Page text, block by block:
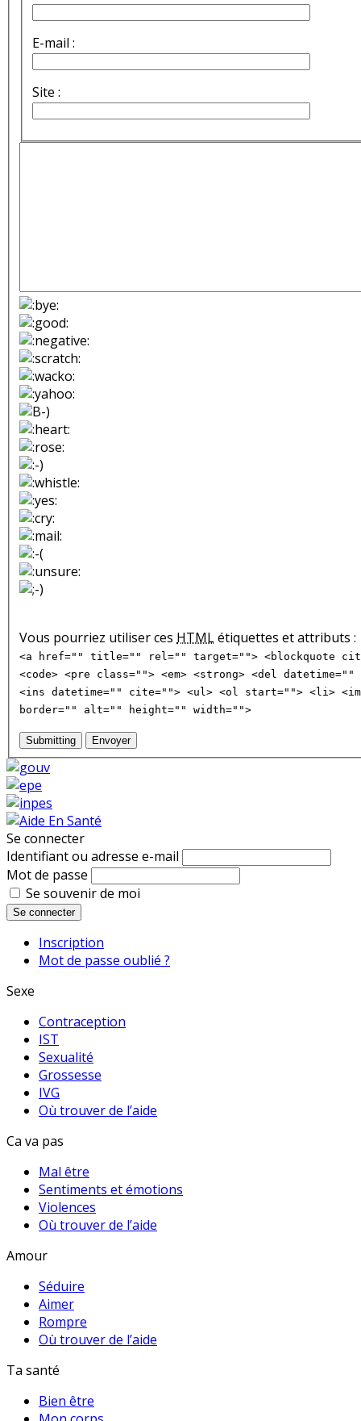
E-mail :
Site :
Vous pourriez utiliser ces HTMLétiquettes et attributs :
<a href="" title="" rel="" target=""> <blockquote
<code> <pre class=""> <em> <strong> <del
<ins datetime="" cite=""> <ul> <ol start=""> <li>
border="" alt="" height="" width="">
Submitting Envoyer
Se connecter
Identifiant ou adresse e-mail
Mot de passe
Se souvenir de moi
Se connecter
Inscription
Mot de passe oublié ?
Sexe
Contraception
IST
Sexualité
Grossesse
IVG
Où trouver de l’aide
Ca va pas
Mal être
Sentiments et émotions
Violences
Où trouver de l’aide
Amour
Séduire
Aimer
Rompre
Où trouver de l’aide
Ta santé
Bien être